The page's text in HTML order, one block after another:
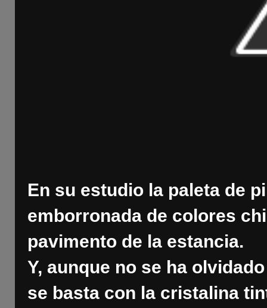
En su estudio la paleta de
emborronada de colores
pavimento de la estancia.
Y, aunque no se ha
se basta con la cristalina